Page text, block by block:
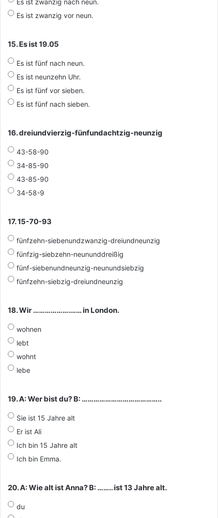
Es ist zwanzig nach neun.
Es ist zwanzig vor neun.
15. Es ist 19.05
Es ist fünf nach neun.
Es ist neunzehn Uhr.
Es ist fünf vor sieben.
Es ist fünf nach sieben.
16. dreiundvierzig-fünfundachtzig-neunzig
43-58-90
34-85-90
43-85-90
34-58-9
17. 15-70-93
fünfzehn-siebenundzwanzig-dreiundneunzig
fünfzig-siebzehn-neununddreißig
fünf-siebenundneunzig-neunundsiebzig
fünfzehn-siebzig-dreiundneunzig
18. Wir ……………….…… in London.
wohnen
lebt
wohnt
lebe
19. A: Wer bist du? B: …………………………………..
Sie ist 15 Jahre alt
Er ist Ali
Ich bin 15 Jahre alt
Ich bin Emma.
20. A: Wie alt ist Anna? B: …….. ist 13 Jahre alt.
du